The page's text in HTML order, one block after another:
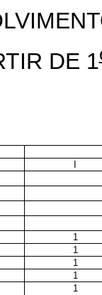
DE 1
1
1
1
1
1